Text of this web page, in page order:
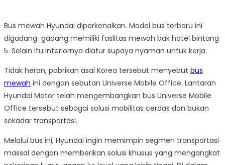
Bus mewah Hyundai diperkenalkan. Model bus terbaru ini
digadang-gadang memiliki faslitas mewah bak hotel bintang
5. Selain itu interiornya diatur supaya nyaman untuk kerja.
Tidak heran, pabrikan asal Korea tersebut menyebut bus
mewah ini dengan sebutan Universe Mobile Office. Lantaran
Hyundai Motor telah mengembangkan bus Universe Mobile
Office tersebut sebagai solusi mobilitas cerdas dan bukan
sekadar transportasi.
Melalui bus ini, Hyundai ingin memimpin segmen transportasi
massal dengan memberikan solusi khusus yang mengangkat